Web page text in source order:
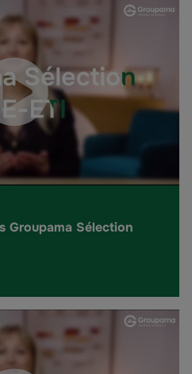
Groupama Sélection